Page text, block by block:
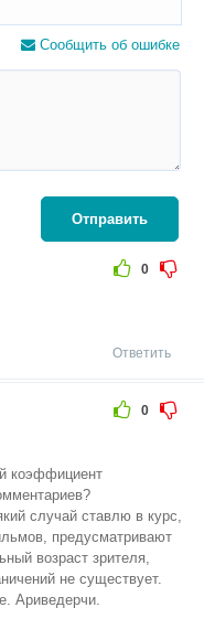
Сообщить об ошибке
Отправить
0
Ответить
0
коэффициент
случай ставлю в курс,
предусматривают
возраст зрителя,
не существует.
Ариведерчи.